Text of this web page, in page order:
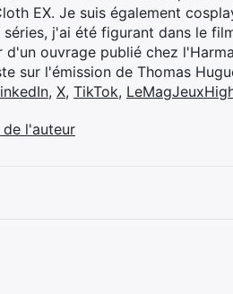
EX. Je suis également
j'ai été figurant dans le
d'un ouvrage publié chez
sur l'émission de Thomas
, X, TikTok,
l'auteur